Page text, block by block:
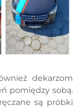
dekarzom
pomiędzy sobą.
są próbki